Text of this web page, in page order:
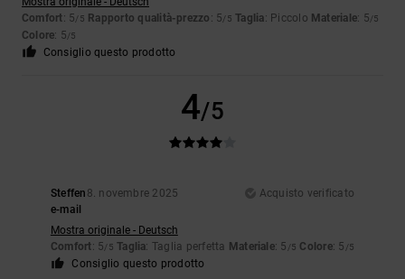
Comfort: 5/5 Rapporto qualità-prezzo : 5/5 Taglia: Piccolo Materiale: 5/5
Colore: 5/5
Consiglio questo prodotto
4/5
Steffen 8. novembre 2025
Acquisto verificato
e-mail
Mostra originale - Deutsch
Comfort: 5/5 Taglia: Taglia perfetta Materiale: 5 /5 Colore: 5 /5
Consiglio questo prodotto